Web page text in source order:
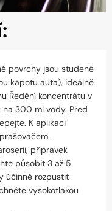
povrchy jsou studené
kapotu auta), ideálně
Ředění koncentrátu v
na 300 ml vody. Před
K aplikaci
přípravek
působit 3 až 5
účinně rozpustit
vysokotlakou